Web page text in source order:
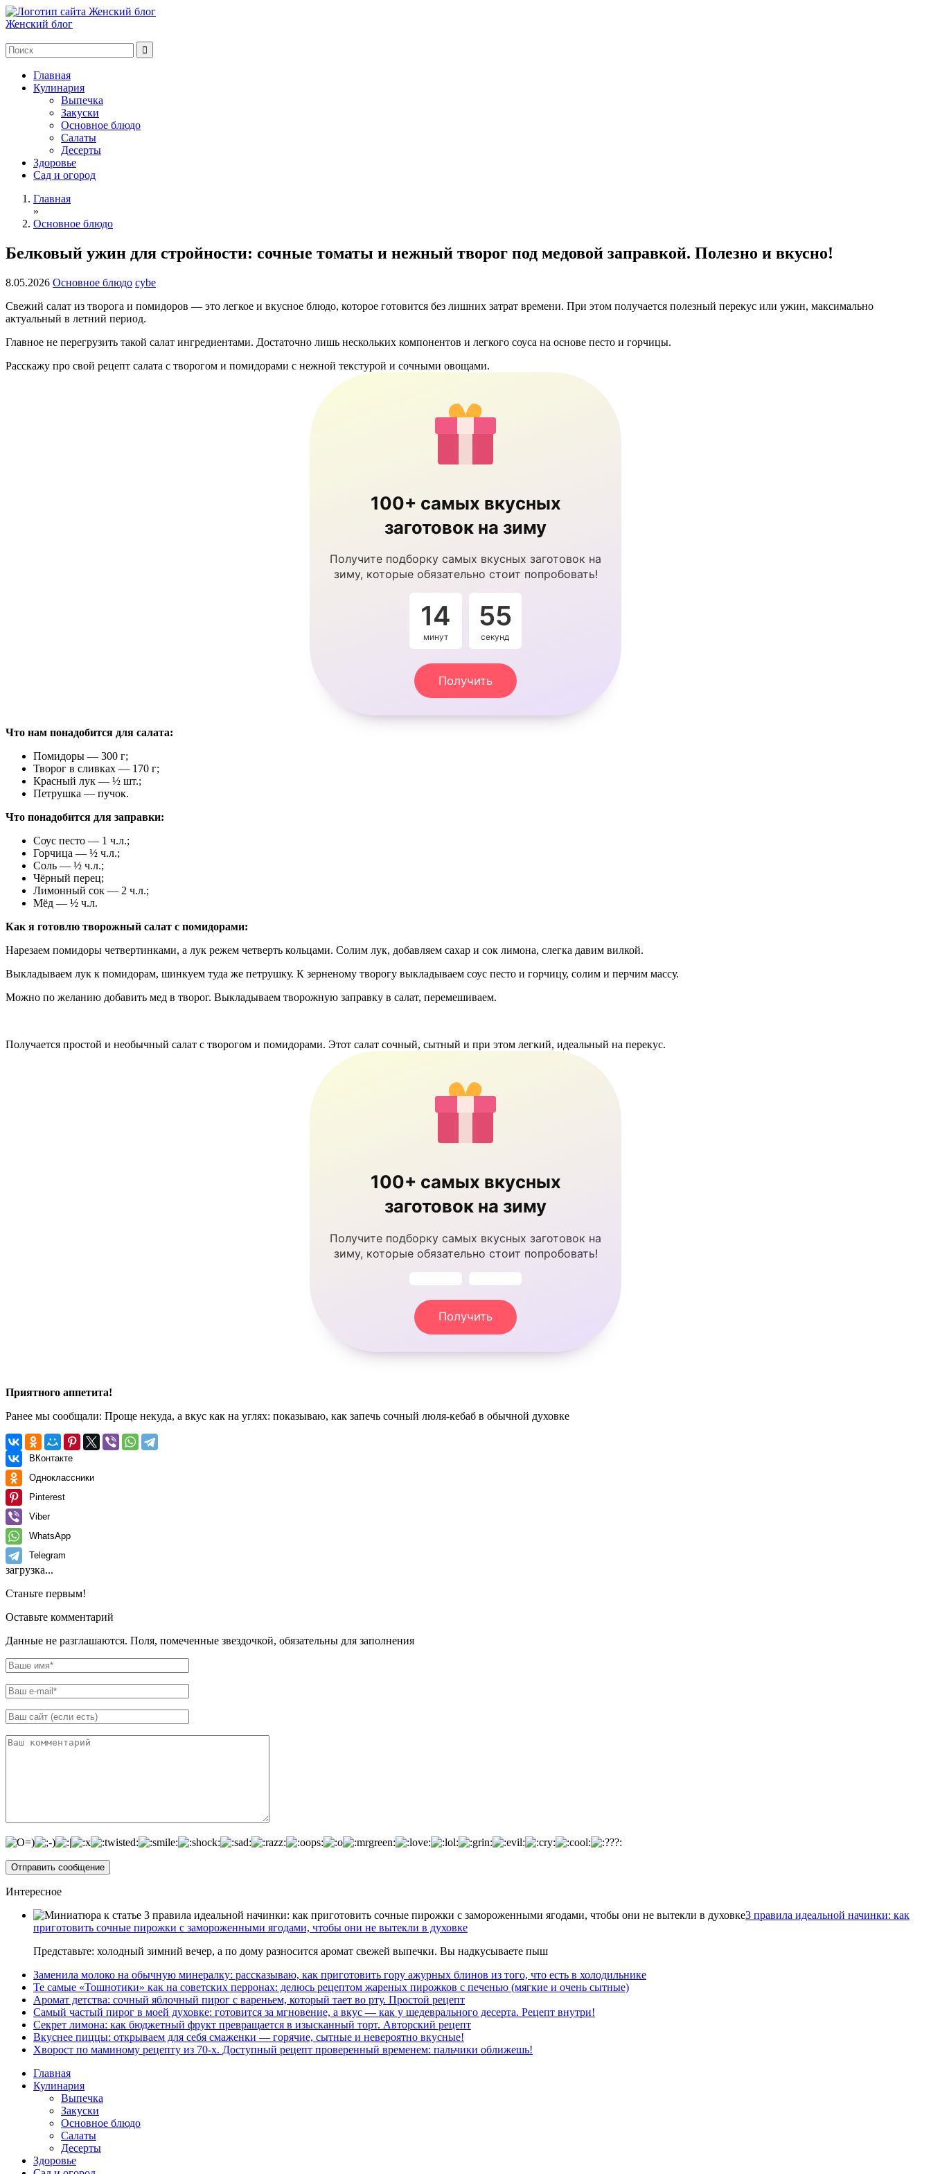
Женский блог
Главная
Кулинария
Выпечка
Закуски
Основное блюдо
Салаты
Десерты
Здоровье
Сад и огород
Главная
»
Основное блюдо
Белковый ужин для стройности: сочные томаты и нежный творог под медовой заправкой. Полезно и вкусно!
8.05.2026 Основное блюдо cybe
Свежий салат из творога и помидоров — это легкое и вкусное блюдо, которое готовится без лишних затрат времени. При этом получается полезный перекус или ужин, максимально
актуальный в летний период.
Главное не перегрузить такой салат ингредиентами. Достаточно лишь нескольких компонентов и легкого соуса на основе песто и горчицы.
Расскажу про свой рецепт салата с творогом и помидорами с нежной текстурой и сочными овощами.
100+ самых вкусных
заготовок на зиму
Получите подборку самых вкусных заготовок на
зиму, которые обязательно стоит попробовать!
14
минут
54
секунды
Получить
Что нам понадобится для салата:
Помидоры — 300 г;
Творог в сливках — 170 г;
Красный лук — ½ шт.;
Петрушка — пучок.
Что понадобится для заправки:
Соус песто — 1 ч.л.;
Горчица — ½ ч.л.;
Соль — ½ ч.л.;
Чёрный перец;
Лимонный сок — 2 ч.л.;
Мёд — ½ ч.л.
Как я готовлю творожный салат с помидорами:
Нарезаем помидоры четвертинками, а лук режем четверть кольцами. Солим лук, добавляем сахар и сок лимона, слегка давим вилкой.
Выкладываем лук к помидорам, шинкуем туда же петрушку. К зерненому творогу выкладываем соус песто и горчицу, солим и перчим массу.
Можно по желанию добавить мед в творог. Выкладываем творожную заправку в салат, перемешиваем.
Получается простой и необычный салат с творогом и помидорами. Этот салат сочный, сытный и при этом легкий, идеальный на перекус.
100+ самых вкусных
заготовок на зиму
Получите подборку самых вкусных заготовок на
зиму, которые обязательно стоит попробовать!
Получить
Приятного аппетита!
Ранее мы сообщали: Проще некуда, а вкус как на углях: показываю, как запечь сочный люля-кебаб в обычной духовке
ВКонтакте
Одноклассники
Pinterest
Viber
WhatsApp
Telegram
загрузка...
Станьте первым!
Оставьте комментарий
Данные не разглашаются. Поля, помеченные звездочкой, обязательны для заполнения
Интересное
3 правила идеальной начинки: как
приготовить сочные пирожки с замороженными ягодами, чтобы они не вытекли в духовке
Представьте: холодный зимний вечер, а по дому разносится аромат свежей выпечки. Вы надкусываете пыш
Заменила молоко на обычную минералку: рассказываю, как приготовить гору ажурных блинов из того, что есть в холодильнике
Те самые «Тошнотики» как на советских перронах: делюсь рецептом жареных пирожков с печенью (мягкие и очень сытные)
Аромат детства: сочный яблочный пирог с вареньем, который тает во рту. Простой рецепт
Самый частый пирог в моей духовке: готовится за мгновение, а вкус — как у шедеврального десерта. Рецепт внутри!
Секрет лимона: как бюджетный фрукт превращается в изысканный торт. Авторский рецепт
Вкуснее пиццы: открываем для себя смаженки — горячие, сытные и невероятно вкусные!
Хворост по маминому рецепту из 70-х. Доступный рецепт проверенный временем: пальчики оближешь!
Главная
Кулинария
Выпечка
Закуски
Основное блюдо
Салаты
Десерты
Здоровье